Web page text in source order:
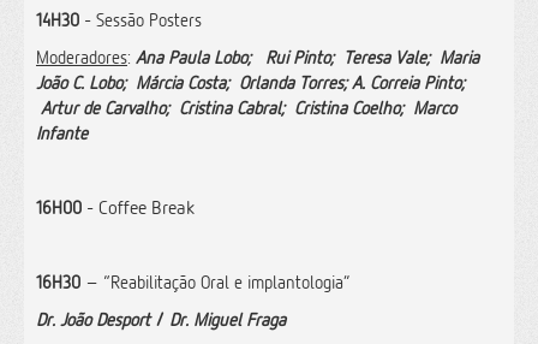
14H30 - Sessão Posters
Moderadores: Ana Paula Lobo; Rui Pinto; Teresa Vale; Maria
João C. Lobo; Márcia Costa; Orlanda Torres; A. Correia Pinto;
Artur de Carvalho; Cristina Cabral; Cristina Coelho; Marco
Infante
16H00 - Coffee Break
16H30 – “Reabilitação Oral e implantologia”
Dr. João Desport/ Dr. Miguel Fraga